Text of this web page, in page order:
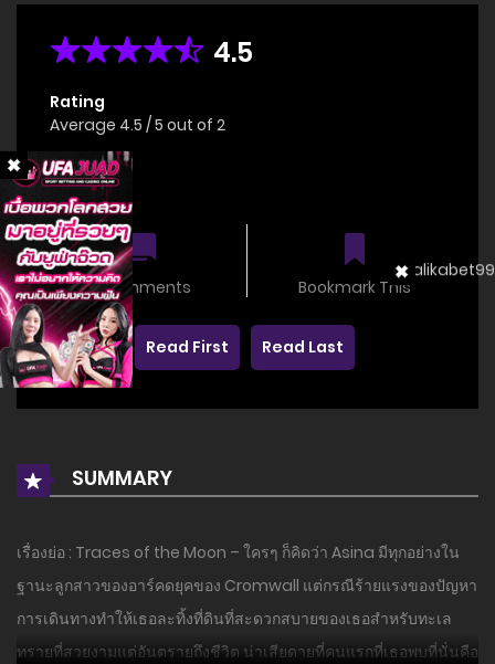
4.5
Rating
Average 4.5 /5 out of 2
Status
OnGoing
0 comments Bookmark This
Read First Read Last
SUMMARY
เรื่องย่อ : Traces of the Moon – ใครๆ ก็คิดว่า Asina มีทุกอย่างใน
ฐานะลูกสาวของอาร์คดยุคของ Cromwall แต่กรณีร้ายแรงของปัญหา
การเดินทางทำให้เธอละทิ้งที่ดินที่สะดวกสบายของเธอสำหรับทะเล
ทรายที่สวยงามแต่อันตรายถึงชีวิต น่าเสียดายที่คนแรกที่เธอพบที่นั่นคือ